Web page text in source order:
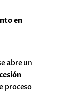
en
abre un
proceso